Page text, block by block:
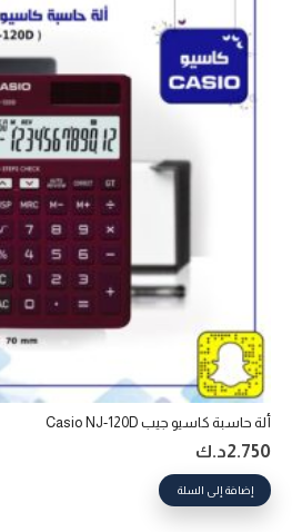
ألة حاسبة كاسيو جيب Casio NJ-120D
2.750د.ك
إضافة إلى السلة